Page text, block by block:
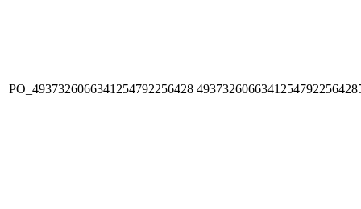
PO_4937326066341254792256428